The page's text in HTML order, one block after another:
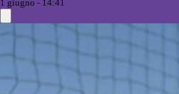
1 giugno - 14:41